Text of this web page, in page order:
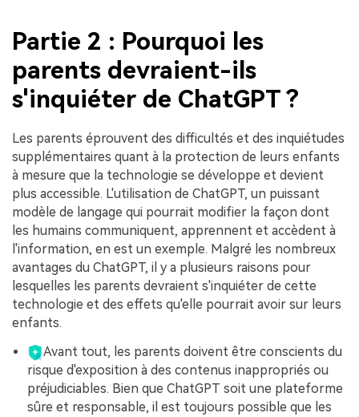
Partie 2 : Pourquoi les
parents devraient-ils
s'inquiéter de ChatGPT ?
Les parents éprouvent des difficultés et des inquiétudes
supplémentaires quant à la protection de leurs enfants
à mesure que la technologie se développe et devient
plus accessible. L'utilisation de ChatGPT, un puissant
modèle de langage qui pourrait modifier la façon dont
les humains communiquent, apprennent et accèdent à
l'information, en est un exemple. Malgré les nombreux
avantages du ChatGPT, il y a plusieurs raisons pour
lesquelles les parents devraient s'inquiéter de cette
technologie et des effets qu'elle pourrait avoir sur leurs
enfants.
Avant tout, les parents doivent être conscients du
risque d'exposition à des contenus inappropriés ou
préjudiciables. Bien que ChatGPT soit une plateforme
sûre et responsable, il est toujours possible que les